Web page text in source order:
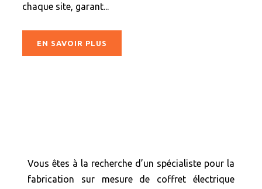
chaque site, garant...
EN SAVOIR PLUS
Vous êtes à la recherche d’un spécialiste pour la
fabrication sur mesure de coffret électrique